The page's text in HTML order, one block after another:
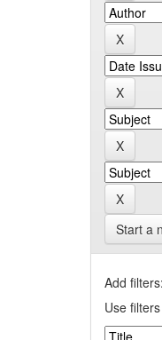
Start a
Add filters:
Use